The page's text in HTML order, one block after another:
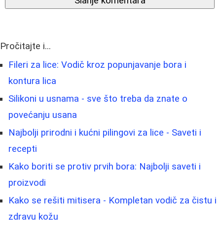
Pročitajte i...
Fileri za lice: Vodič kroz popunjavanje bora i
kontura lica
Silikoni u usnama - sve što treba da znate o
povećanju usana
Najbolji prirodni i kućni pilingovi za lice - Saveti i
recepti
Kako boriti se protiv prvih bora: Najbolji saveti i
proizvodi
Kako se rešiti mitisera - Kompletan vodič za čistu i
zdravu kožu